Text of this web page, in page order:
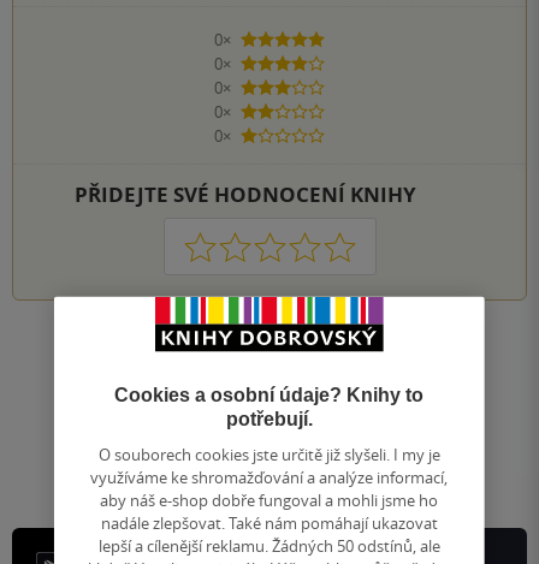
0×
5 hvězdiček
0×
4 hvězdičky
0×
3 hvězdičky
0×
2 hvězdičky
0×
1 hvezdička
PŘIDEJTE SVÉ HODNOCENÍ KNIHY
1 2 3 4 5
Nahoru
1
Přejít
na
stránku
/ 1
Cookies a osobní údaje? Knihy to
potřebují.
O souborech cookies jste určitě již slyšeli. I my je
využíváme ke shromažďování a analýze informací,
aby náš e-shop dobře fungoval a mohli jsme ho
nadále zlepšovat. Také nám pomáhají ukazovat
lepší a cílenější reklamu. Žádných 50 odstínů, ale